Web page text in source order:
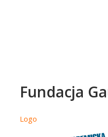
Fundacja
Logo